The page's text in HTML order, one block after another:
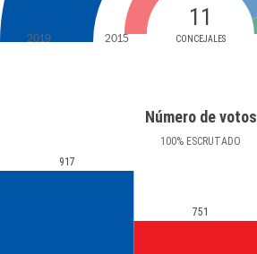
11
CONCEJALES
2019 2015
Número de votos
100% ESCRUTADO
917
751